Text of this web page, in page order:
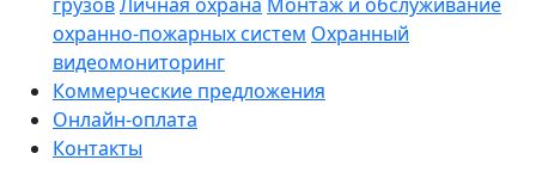
охранно-пожарных систем Охранный
видеомониторинг
Коммерческие предложения
Онлайн-оплата
Контакты